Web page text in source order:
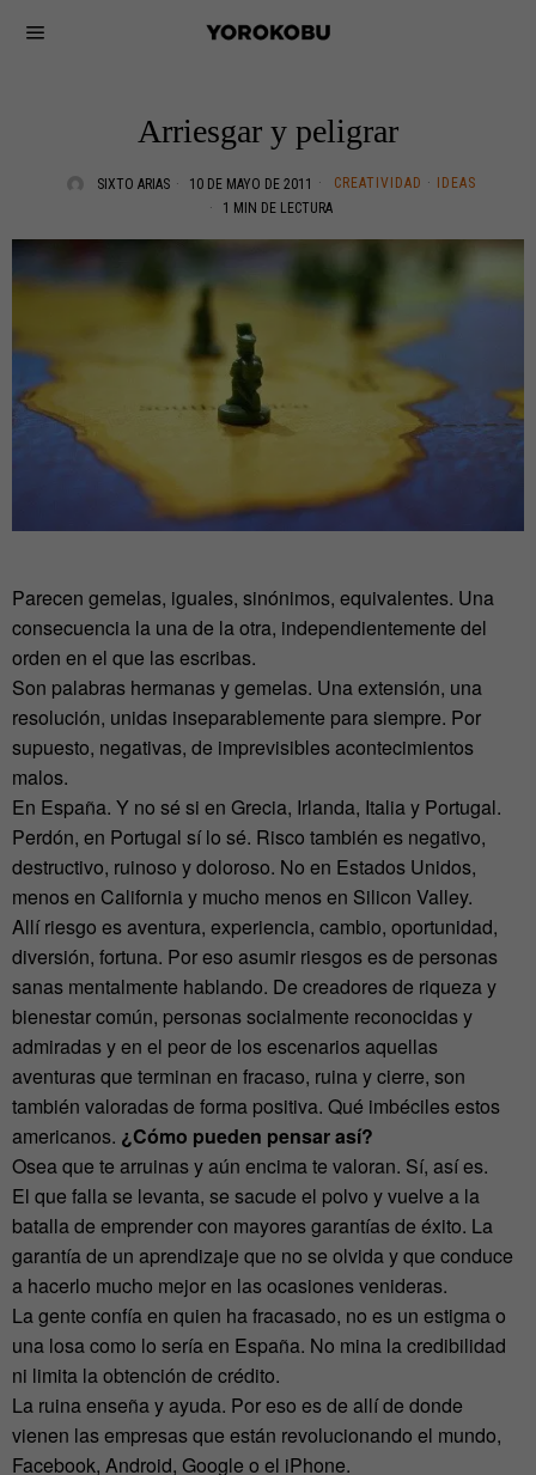
Arriesgar y peligrar
SIXTO ARIAS 10 DE MAYO DE 2011 CREATIVIDAD ·
IDEAS
1 MIN DE LECTURA
Parecen gemelas, iguales, sinónimos, equivalentes. Una
consecuencia la una de la otra, independientemente del
orden en el que las escribas.
Son palabras hermanas y gemelas. Una extensión, una
resolución, unidas inseparablemente para siempre. Por
supuesto, negativas, de imprevisibles acontecimientos
malos.
En España. Y no sé si en Grecia, Irlanda, Italia y Portugal.
Perdón, en Portugal sí lo sé. Risco también es negativo,
destructivo, ruinoso y doloroso. No en Estados Unidos,
menos en California y mucho menos en Silicon Valley.
Allí riesgo es aventura, experiencia, cambio, oportunidad,
diversión, fortuna. Por eso asumir riesgos es de personas
sanas mentalmente hablando. De creadores de riqueza y
bienestar común, personas socialmente reconocidas y
admiradas y en el peor de los escenarios aquellas
aventuras que terminan en fracaso, ruina y cierre, son
también valoradas de forma positiva. Qué imbéciles estos
americanos. ¿Cómo pueden pensar así?
Osea que te arruinas y aún encima te valoran. Sí, así es.
El que falla se levanta, se sacude el polvo y vuelve a la
batalla de emprender con mayores garantías de éxito. La
garantía de un aprendizaje que no se olvida y que conduce
a hacerlo mucho mejor en las ocasiones venideras.
La gente confía en quien ha fracasado, no es un estigma o
una losa como lo sería en España. No mina la credibilidad
ni limita la obtención de crédito.
La ruina enseña y ayuda. Por eso es de allí de donde
vienen las empresas que están revolucionando el mundo,
Facebook, Android, Google o el iPhone.